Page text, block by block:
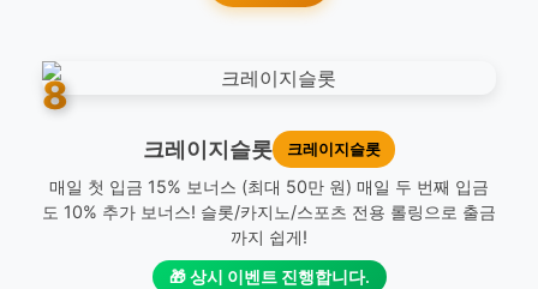
8
크레이지슬롯 크레이지슬롯
매일 첫 입금 15% 보너스 (최대 50만 원) 매일 두 번째 입금
도 10% 추가 보너스! 슬롯/카지노/스포츠 전용 롤링으로 출금
까지 쉽게!
🎁 상시 이벤트 진행합니다.